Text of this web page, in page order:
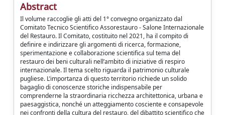
Abstract
Il volume raccoglie gli atti del 1° convegno organizzato dal
Comitato Tecnico Scientifico Assorestauro - Salone Internazionale
del Restauro. Il Comitato, costituito nel 2021, ha il compito di
definire e indirizzare gli argomenti di ricerca, formazione,
sperimentazione e collaborazione scientifica sul tema del
restauro dei beni culturali nell’ambito di iniziative di respiro
internazionale. Il tema scelto riguarda il patrimonio culturale
pugliese. L’importanza di questo territorio richiede un solido
bagaglio di conoscenze storiche indispensabile per
comprenderne la straordinaria ricchezza architettonica, urbana e
paesaggistica, nonché un atteggiamento cosciente e consapevole
nei confronti della cultura del restauro, del dibattito scientifico che